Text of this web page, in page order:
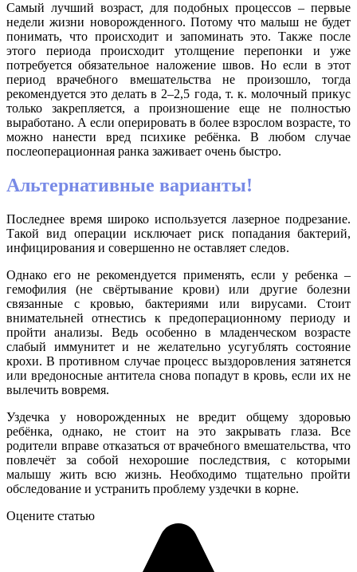
Самый лучший возраст, для подобных процессов – первые
недели жизни новорожденного. Потому что малыш не будет
понимать, что происходит и запоминать это. Также после
этого периода происходит утолщение перепонки и уже
потребуется обязательное наложение швов. Но если в этот
период врачебного вмешательства не произошло, тогда
рекомендуется это делать в 2–2,5 года, т. к. молочный прикус
только закрепляется, а произношение еще не полностью
выработано. А если оперировать в более взрослом возрасте, то
можно нанести вред психике ребёнка. В любом случае
послеоперационная ранка заживает очень быстро.
Альтернативные варианты!
Последнее время широко используется лазерное подрезание.
Такой вид операции исключает риск попадания бактерий,
инфицирования и совершенно не оставляет следов.
Однако его не рекомендуется применять, если у ребенка –
гемофилия (не свёртывание крови) или другие болезни
связанные с кровью, бактериями или вирусами. Стоит
внимательней отнестись к предоперационному периоду и
пройти анализы. Ведь особенно в младенческом возрасте
слабый иммунитет и не желательно усугублять состояние
крохи. В противном случае процесс выздоровления затянется
или вредоносные антитела снова попадут в кровь, если их не
вылечить вовремя.
Уздечка у новорожденных не вредит общему здоровью
ребёнка, однако, не стоит на это закрывать глаза. Все
родители вправе отказаться от врачебного вмешательства, что
повлечёт за собой нехорошие последствия, с которыми
малышу жить всю жизнь. Необходимо тщательно пройти
обследование и устранить проблему уздечки в корне.
Оцените статью